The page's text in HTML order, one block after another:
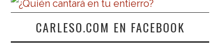
CARLESO.COM EN FACEBOOK